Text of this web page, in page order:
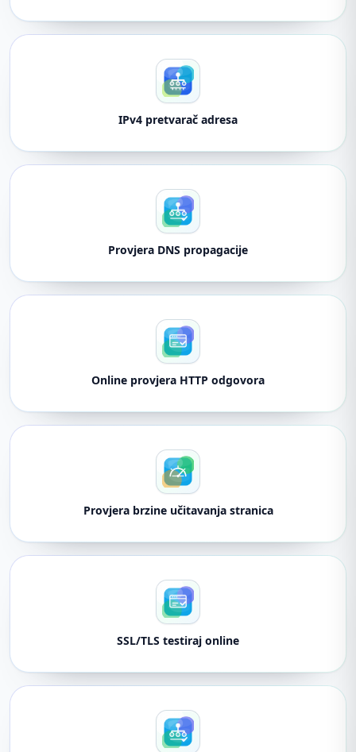
IPv4 pretvarač adresa
Provjera DNS propagacije
Online provjera HTTP odgovora
Provjera brzine učitavanja stranica
SSL/TLS testiraj online